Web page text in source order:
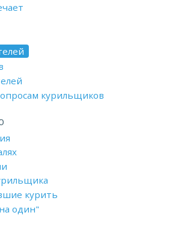
курильщиков
курить
один"